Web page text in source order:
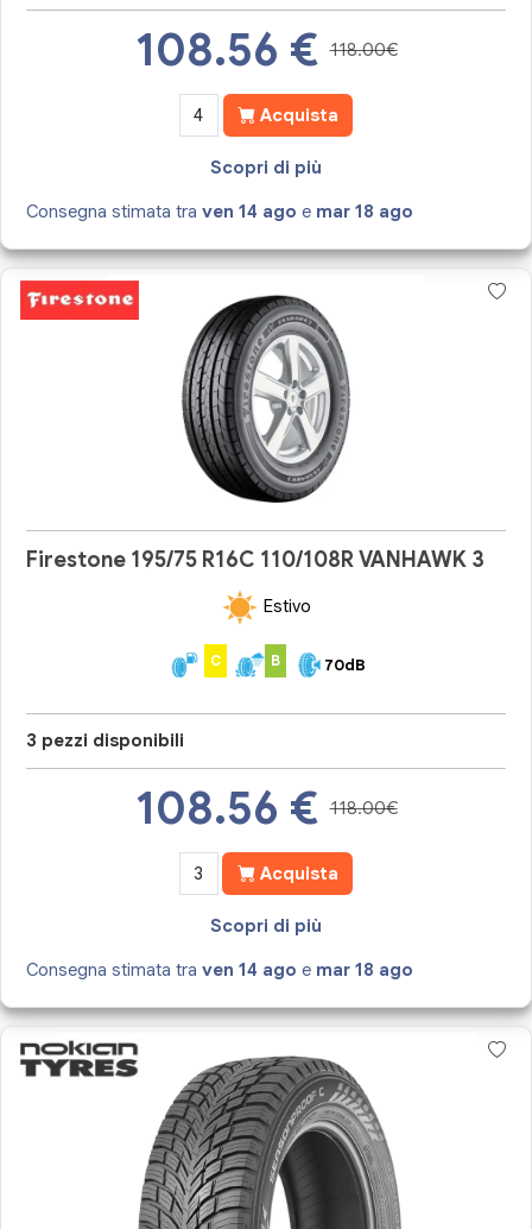
108.56 € 118.00€
Acquista
Scopri di più
Consegna stimata traven 14 ago e mar 18 ago
Firestone 195/75 R16C 110/108R VANHAWK 3
Estivo
C B 70dB
3 pezzi disponibili
108.56 € 118.00€
Acquista
Scopri di più
Consegna stimata traven 14 ago e mar 18 ago